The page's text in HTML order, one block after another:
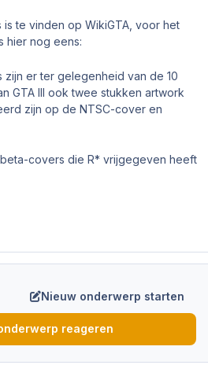
te vinden op WikiGTA, voor het
hier nog eens:
er ter gelegenheid van de 10
GTA III ook twee stukken artwork
zijn op de NTSC-cover en
covers die R* vrijgegeven heeft
Nieuw onderwerp starten
reageren